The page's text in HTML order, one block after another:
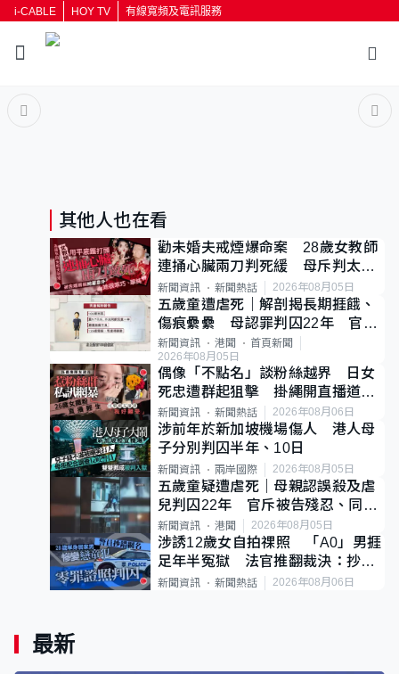
i-CABLE HOY TV 有線寬頻及電訊服務
其他人也在看
勸未婚夫戒煙爆命案 28歲女教師
連捅心臟兩刀判死緩 母斥判太重
已上訴
新聞資訊 新聞熱話 2026年08月05日
五歲童遭虐死｜解剖揭長期捱餓、
傷痕纍纍 母認罪判囚22年 官斥
冷血：同類案最惡劣
新聞資訊 港聞
首頁新聞
2026年08月05日
偶像「不點名」談粉絲越界 日女
死忠遭群起狙擊 掛繩開直播道歉
後輕生
新聞資訊 新聞熱話 2026年08月06日
涉前年於新加坡機場傷人 港人母
子分別判囚半年、10日
新聞資訊 兩岸國際 2026年08月05日
五歲童疑遭虐死｜母親認誤殺及虐
兒判囚22年 官斥被告殘忍、同類
案最惡劣
新聞資訊 港聞 2026年08月05日
涉誘12歲女自拍祼照 「A0」男捱
足年半冤獄 法官推翻裁決：抄錯
標點
新聞資訊 新聞熱話 2026年08月06日
最新